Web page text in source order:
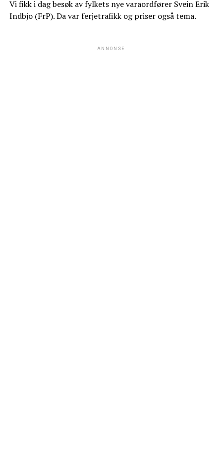
Vi fikk i dag besøk av fylkets nye varaordfører Svein Erik
Indbjo (FrP). Da var ferjetrafikk og priser også tema.
ANNONSE